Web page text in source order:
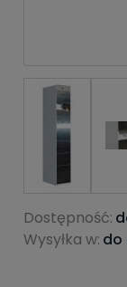
Dostępność:
Wysyłka w: do